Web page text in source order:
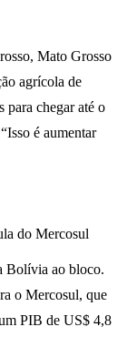
Mato Grosso
agrícola de
para chegar até o
é aumentar
Bolívia ao bloco.
o Mercosul, que
PIB de US$ 4,8